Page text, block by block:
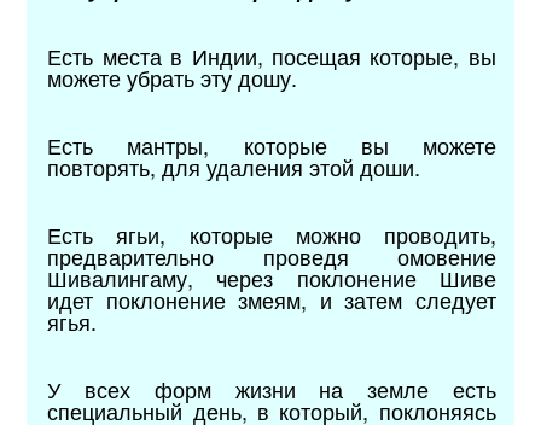
Есть места в Индии, посещая которые, вы
можете убрать эту дошу.
Есть мантры, которые вы можете
повторять, для удаления этой доши.
Есть ягьи, которые можно проводить,
предварительно проведя омовение
Шивалингаму, через поклонение Шиве
идет поклонение змеям, и затем следует
ягья.
У всех форм жизни на земле есть
специальный день, в который, поклоняясь